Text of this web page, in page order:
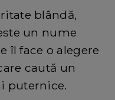
blândă,
un nume
îl face o alegere
caută un
puternice.